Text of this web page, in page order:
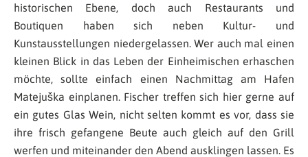
historischen Ebene, doch auch Restaurants und
Boutiquen haben sich neben Kultur- und
Kunstausstellungen niedergelassen. Wer auch mal einen
kleinen Blick in das Leben der Einheimischen erhaschen
möchte, sollte einfach einen Nachmittag am Hafen
Matejuška einplanen. Fischer treffen sich hier gerne auf
ein gutes Glas Wein, nicht selten kommt es vor, dass sie
ihre frisch gefangene Beute auch gleich auf den Grill
werfen und miteinander den Abend ausklingen lassen. Es